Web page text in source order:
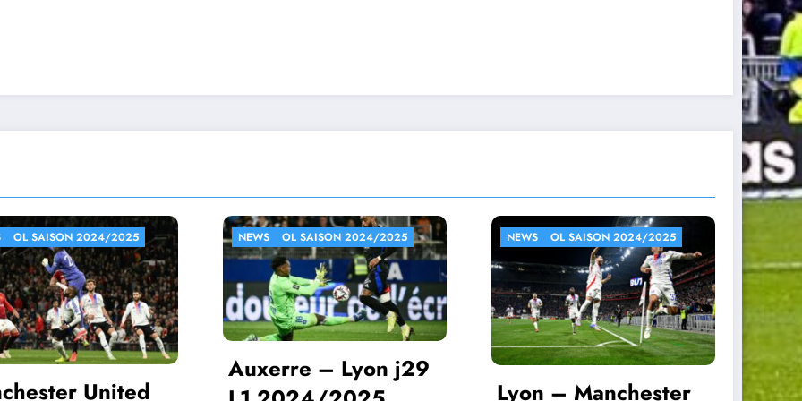
NEWS OL SAISON 2024/2025
– Lyon j29
NEWS OL SAISON 2024/2025
Lyon – Manchester
NEWS OL SAISON 2024/2025
Lyon – Lille j28 L1